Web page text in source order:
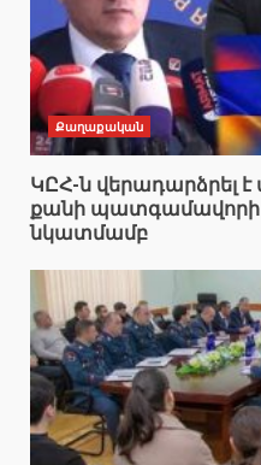
Քաղաքական
ԿԸՀ-ն վերադարձրել է
քանի պատգամավորի
նկատմամբ